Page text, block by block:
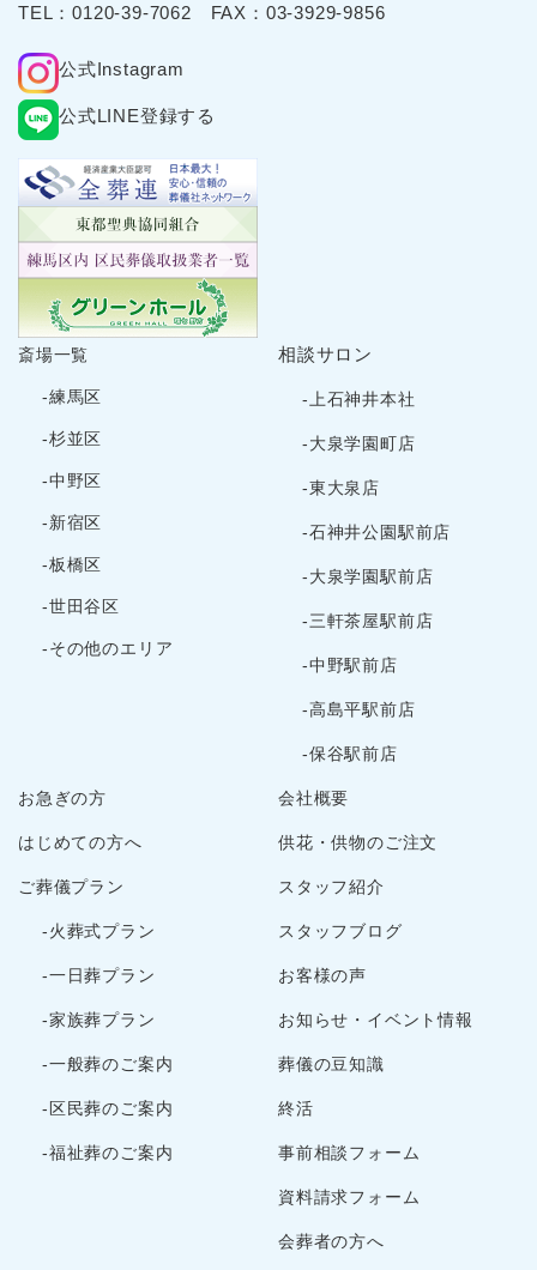
2025年2月
2025年1月
2024年12月
2024年11月
2024年10月
2024年9月
2024年8月
2024年7月
2024年6月
2024年3月
2024年2月
2024年1月
2023年12月
2023年9月
2023年5月
2023年3月
2022年10月
2022年9月
2022年8月
2022年5月
2022年4月
2022年3月
TEL：0120-39-7062 FAX：03-3929-9856
公式Instagram
公式LINE登録する
お急ぎの方
はじめての方へ
ご葬儀プラン
-火葬式プラン
-一日葬プラン
-家族葬プラン
-一般葬のご案内
-区民葬のご案内
-福祉葬のご案内
斎場一覧
-練馬区
-杉並区
-中野区
-新宿区
-板橋区
-世田谷区
-その他のエリア
相談サロン
-上石神井本社
-大泉学園町店
-東大泉店
-石神井公園駅前店
-大泉学園駅前店
-三軒茶屋駅前店
-中野駅前店
-高島平駅前店
-保谷駅前店
会社概要
供花・供物のご注文
スタッフ紹介
スタッフブログ
お客様の声
お知らせ・イベント情報
葬儀の豆知識
終活
事前相談フォーム
資料請求フォーム
会葬者の方へ